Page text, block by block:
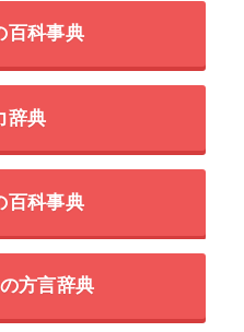
百科事典
辞典
百科事典
方言辞典